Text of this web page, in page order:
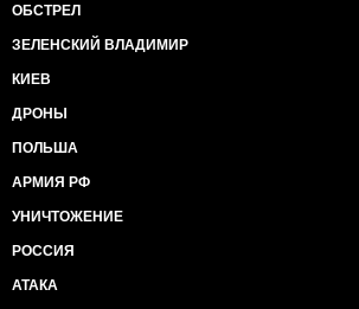
ОБСТРЕЛ
ЗЕЛЕНСКИЙ ВЛАДИМИР
КИЕВ
ДРОНЫ
ПОЛЬША
АРМИЯ РФ
УНИЧТОЖЕНИЕ
РОССИЯ
АТАКА